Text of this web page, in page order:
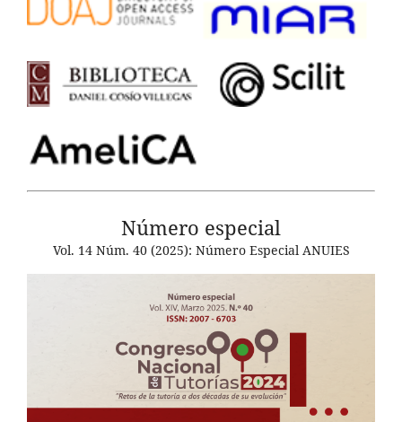
Número especial
Vol. 14 Núm. 40 (2025): Número Especial ANUIES